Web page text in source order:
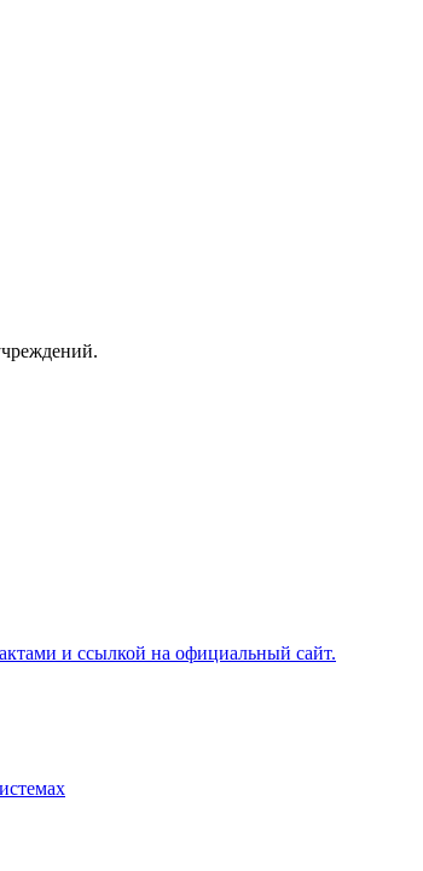
и ссылкой на официальный сайт.